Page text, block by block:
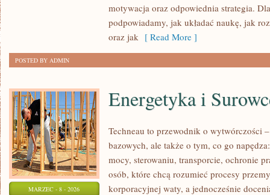
motywacja oraz odpowiednia strategia.
podpowiadamy, jak układać naukę, jak
oraz jak [ Read More ]
POSTED BY ADMIN
MARZEC - 8 - 2026
Energetyka i
Techneau to przewodnik o wytwórczości
bazowych, ale także o tym, co go
mocy, sterowaniu, transporcie, ochronie
osób, które chcą rozumieć procesy
korporacyjnej waty, a jednocześnie